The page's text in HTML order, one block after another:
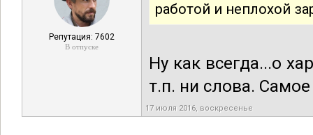
Репутация: 7602
В отпуске
работой и неплохой
Ну как всегда...о
т.п. ни слова.
17 июля 2016, воскресенье